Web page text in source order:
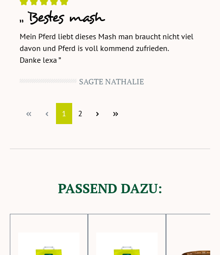
Bewertung mit 5 von 5 Sternen
Bestes mash
Mein Pferd liebt dieses Mash man braucht nicht viel
davon und Pferd is voll kommend zufrieden.
Danke lexa
SAGTE NATHALIE
Seite
1 Seite
2
PASSEND DAZU: